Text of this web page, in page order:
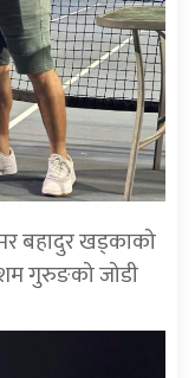
बहादुर खड्काको
गुरुङको जोडी